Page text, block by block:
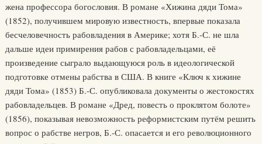
жена профессора богословия. В романе «Хижина дяди Тома»
(1852), получившем мировую известность, впервые показала
бесчеловечность рабовладения в Америке; хотя Б.-С. не шла
дальше идеи примирения рабов с рабовладельцами, её
произведение сыграло выдающуюся роль в идеологической
подготовке отмены рабства в США. В книге «Ключ к хижине
дяди Тома» (1853) Б.-С. опубликовала документы о жестокостях
рабовладельцев. В романе «Дред, повесть о проклятом болоте»
(1856), показывая невозможность реформистским путём решить
вопрос о рабстве негров, Б.-С. опасается и его революционного